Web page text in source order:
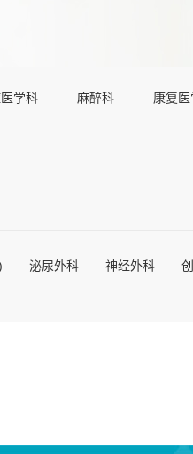
学科 麻醉科 康复
泌尿外科 神经外科